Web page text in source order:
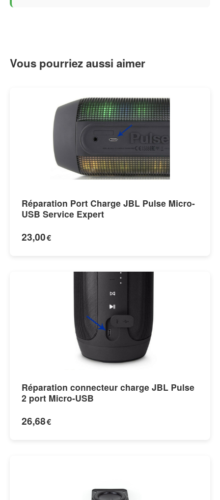
Vous pourriez aussi aimer
Réparation Port Charge JBL Pulse Micro-
USB Service Expert
23,00€
Réparation connecteur charge JBL Pulse
2 port Micro-USB
26,68€